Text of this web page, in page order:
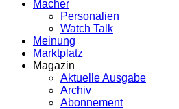
Macher
Personalien
Watch Talk
Meinung
Marktplatz
Magazin
Aktuelle Ausgabe
Archiv
Abonnement